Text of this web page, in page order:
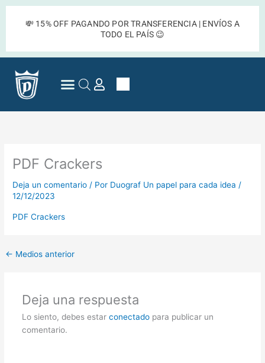
💸 15% OFF PAGANDO POR TRANSFERENCIA | ENVÍOS A
TODO EL PAÍS 😉
Cart
PDF Crackers
Deja un comentario / Por Duograf Un papel para cada idea /
12/12/2023
PDF Crackers
← Medios anterior
Deja una respuesta
Lo siento, debes estar conectadopara publicar un
comentario.